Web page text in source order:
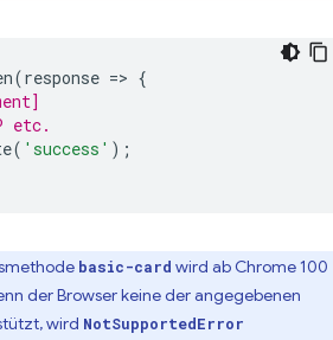
(response => {
etc.
( 'success' );
basic-card wird ab Chrome 100
der Browser keine der angegebenen
wird NotSupportedError